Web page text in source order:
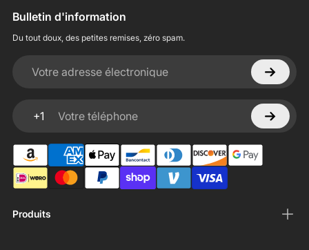
Produits
Bulletin d'information
Du tout doux, des petites remises, zéro spam.
Votre adresse électronique
+1
Votre téléphone